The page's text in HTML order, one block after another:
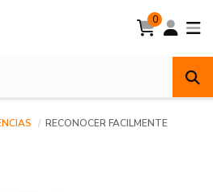
0
RECONOCER FACILMENTE